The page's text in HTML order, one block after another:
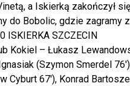
a Iskierką zakończył
do Bobolic, gdzie zagramy
ISKIERKA SZCZECIN
Kokiel – Łukasz
(Szymon Smerdel
Cyburt 67′), Konrad